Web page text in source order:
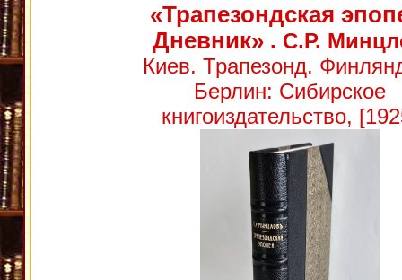
«Трапезондская
Дневник» . С.Р.
Киев. Трапезонд.
Берлин: Сибирское
книгоиздательство,